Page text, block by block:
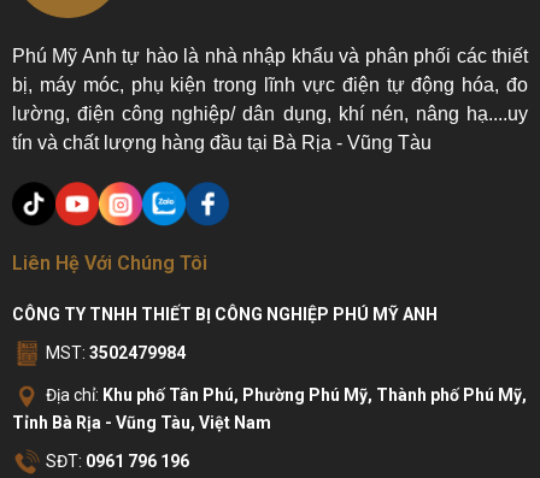
Phú Mỹ Anh tự hào là nhà nhập khẩu và phân phối các thiết
bị, máy móc, phụ kiện trong lĩnh vực điện tự động hóa, đo
lường, điện công nghiệp/ dân dụng, khí nén, nâng hạ....uy
tín và chất lượng hàng đầu tại Bà Rịa - Vũng Tàu
Liên Hệ Với Chúng Tôi
CÔNG TY TNHH THIẾT BỊ CÔNG NGHIỆP PHÚ MỸ ANH
MST: 3502479984
Địa chỉ: Khu phố Tân Phú, Phường Phú Mỹ, Thành phố Phú Mỹ,
Tỉnh Bà Rịa - Vũng Tàu, Việt Nam
SĐT: 0961 796 196